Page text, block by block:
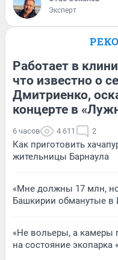
Эксперт
Работает в
что известно о
Дмитриенко,
концерте в
6 часов 4 611 2
Как приготовить
жительницы Барнаула
«Мне должны 17 млн,
Башкирии обманутые в
«Не вольеры, а камеры
на состояние экопарка